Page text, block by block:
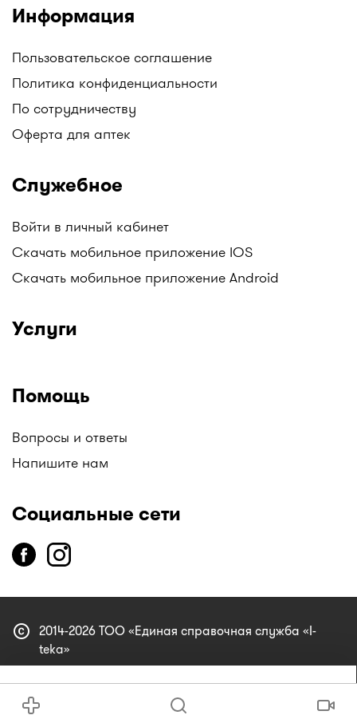
аптечных сетей. Например, у нас вы можете
найти: Аптеки Gold medicine, Социальные аптеки
Mega Pharm, Аптеки "Алмасат", Аптеки "Salamat",
АНЦ (Аптеки Низких Цен), Гиппократ, и другие.
Следите за обновлениями!
Все аптеки Казахстана с ценами на лекарства в
одном месте только на I-teka.kz!
Информация
Пользовательское соглашение
Политика конфиденциальности
По сотрудничеству
Оферта для аптек
Служебное
Войти в личный кабинет
Скачать мобильное приложение IOS
Скачать мобильное приложение Android
Услуги
Помощь
Вопросы и ответы
Напишите нам
Социальные сети
copyright 2014-2026 ТОО «Единая справочная служба «I-
teka»